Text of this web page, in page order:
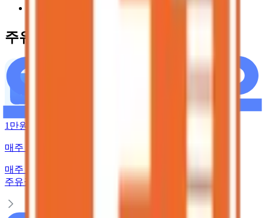
주유 할인 혜택
1만원 무료주유
매주 룰렛 돌리고 주유권 받기
매주 룰렛 돌리고
주유권 받기